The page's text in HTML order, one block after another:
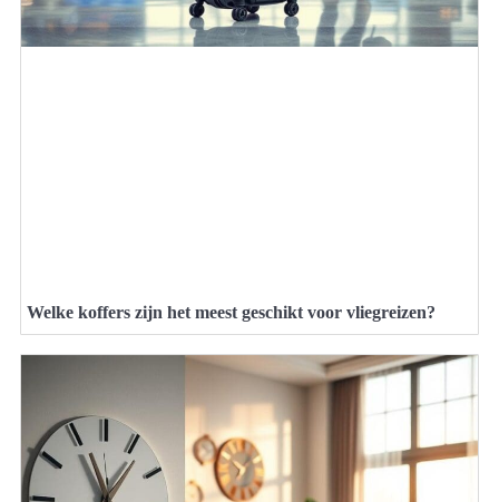
Welke koffers zijn het meest geschikt voor vliegreizen?